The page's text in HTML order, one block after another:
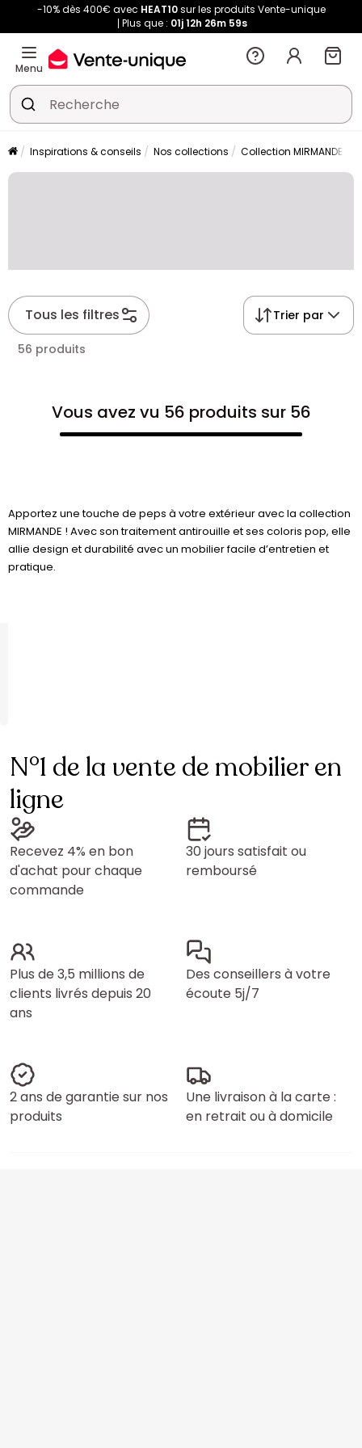
-10% dès 400€ avec HEAT10sur les produits Vente-unique
Plus que : 01j12h 26m 59s
Menu
Inspirations & conseils Nos collections Collection MIRMANDE
Tous les filtres Trier par
56 produits
Vous avez vu 56 produits sur 56
Apportez une touche de peps à votre extérieur avec la collection
MIRMANDE ! Avec son traitement antirouille et ses coloris pop, elle
allie design et durabilité avec un mobilier facile d’entretien et
pratique.
N°1 de la vente de mobilier en
ligne
Recevez 4% en bon
d'achat pour chaque
commande
30 jours satisfait ou
remboursé
Plus de 3,5 millions de
clients livrés depuis 20
ans
Des conseillers à votre
écoute 5j/7
2 ans de garantie sur nos
produits
Une livraison à la carte :
en retrait ou à domicile